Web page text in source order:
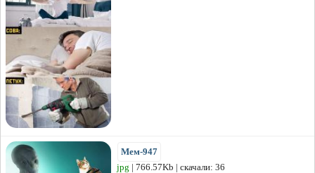
Мем-947
jpg | 766.57Kb | скачали: 36